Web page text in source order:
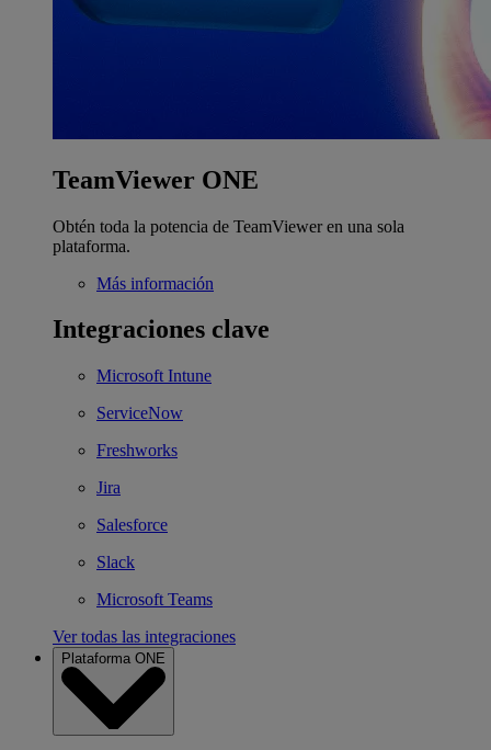
TeamViewer ONE
Obtén toda la potencia de TeamViewer en una sola
plataforma.
Más información
Integraciones clave
Microsoft Intune
ServiceNow
Freshworks
Jira
Salesforce
Slack
Microsoft Teams
Ver todas las integraciones
Plataforma ONE